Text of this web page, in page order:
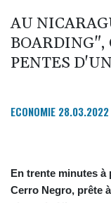
AU
BOARDING",
PENTES
ECONOMIE 28.03.2022
En trente minutes à
Cerro Negro, prête